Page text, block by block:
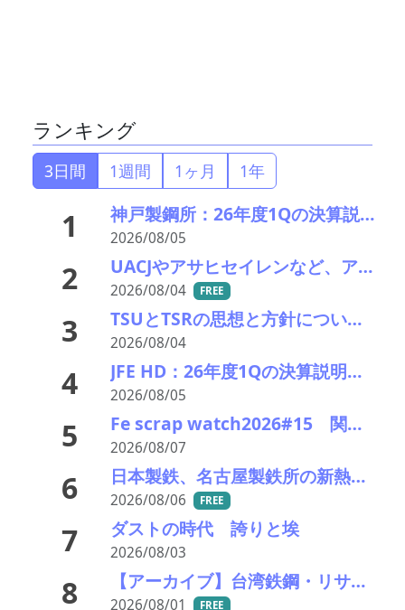
ランキング
3日間 1週間 1ヶ月 1年
1 神戸製鋼所：26年度1Qの決算説明会を開催。売上高のみ上方修正だが・・・
2026/08/05
2 UACJやアサヒセイレンなど、アルミニウムのアップグレードリサイクル実用化開発を開始
2026/08/04 FREE
3 TSUとTSRの思想と方針について考える
2026/08/04
4 JFE HD：26年度1Qの決算説明会を開催。売上高のみ上方修正
2026/08/05
5 Fe scrap watch2026#15 関東鉄源続落で東京製鐵が追従－在庫も潤沢で国内の下げ基調色濃く
2026/08/07
6 日本製鉄、名古屋製鉄所の新熱延ラインを竣工
2026/08/06 FREE
7 ダストの時代 誇りと埃
2026/08/03
8 【アーカイブ】台湾鉄鋼・リサイクル産業視察ツアー
2026/08/01 FREE